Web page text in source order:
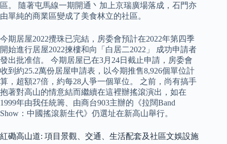
區。 隨著屯馬線一期開通丶加上京瑞廣場落成，石門亦
由單純的商業區變成了美食林立的社區。
今期居屋2022攪珠已完結，房委會預計在2022年第四季
開始進行居屋2022揀樓和向「白居二2022」 成功申請者
發出批准信。 今期居屋已在3月24日截止申請，房委會
收到約25.2萬份居屋申請表，以今期推售8,926個單位計
算，超額27倍，約每28人爭一個單位。 之前，尚有搞手
抱著對高山的情意結而繼續在這裡辦搖滾演出，如在
1999年由我任統籌、由商台903主辦的《拉闊Band
Show：中國搖滾新生代》仍選址在新高山舉行。
紅磡高山道: 項目景觀、交通、生活配套及社區文娛設施